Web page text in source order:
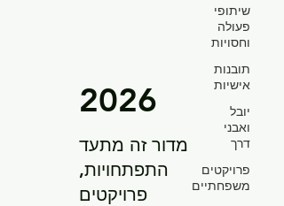
שיתופי
פעולה
וחסויות
תובנות
אישיות
יובל
ואבני
דרך
פרויקטים
משפחתיים
2026
מדור זה מתעד
התפתחויות,
פרויקטים